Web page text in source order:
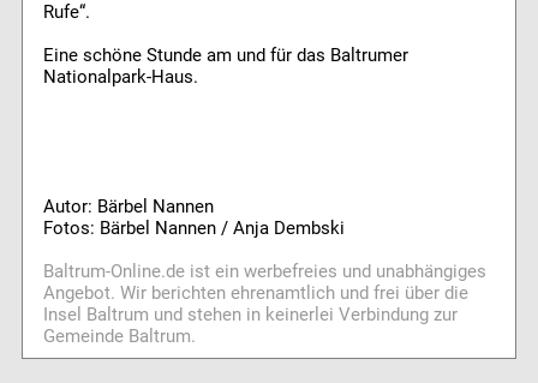
Rufe“.
Eine schöne Stunde am und für das Baltrumer
Nationalpark-Haus.
Autor: Bärbel Nannen
Fotos: Bärbel Nannen / Anja Dembski
Baltrum-Online.de ist ein werbefreies und unabhängiges
Angebot. Wir berichten ehrenamtlich und frei über die
Insel Baltrum und stehen in keinerlei Verbindung zur
Gemeinde Baltrum.